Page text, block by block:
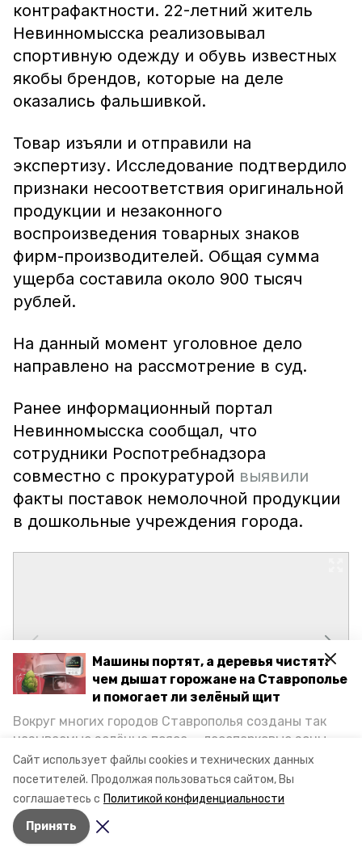
Сайт использует файлы cookies и технических данных
посетителей. Продолжая пользоваться сайтом, Вы
соглашаетесь с Политикой конфиденциальности
Принять
Машины портят, а деревья чистят:
чем дышат горожане на Ставрополье
и помогает ли зелёный щит
Вокруг многих городов Ставрополья созданы так
называемые зелёные пояса — лесопарковые зоны,
снижающие негативное воздействие выхлопных
газов на атмосферу. Справляются ли они с
постоянно растущим потоком автотранспорта и
каким воздухом дышат жители края, узнала
корреспондент «Победы26».
контрафактности. 22-летний житель
Невинномысска реализовывал
спортивную одежду и обувь известных
якобы брендов, которые на деле
оказались фальшивкой.
Товар изъяли и отправили на
экспертизу. Исследование подтвердило
признаки несоответствия оригинальной
продукции и незаконного
воспроизведения товарных знаков
фирм-производителей. Общая сумма
ущерба составила около 900 тысяч
рублей.
На данный момент уголовное дело
направлено на рассмотрение в суд.
Ранее информационный портал
Невинномысска сообщал, что
сотрудники Роспотребнадзора
совместно с прокуратурой выявили
факты поставок немолочной продукции
в дошкольные учреждения города.
Авторы: Ольга Самсонова